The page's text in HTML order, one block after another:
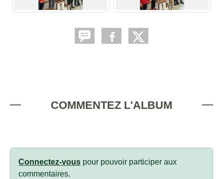
COMMENTEZ L'ALBUM
Connectez-vous pour pouvoir participer aux
commentaires.